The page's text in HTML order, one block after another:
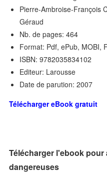
Pierre-Ambroise-François
Géraud
Nb. de pages: 464
Format: Pdf, ePub, MOBI,
ISBN: 9782035834102
Editeur: Larousse
Date de parution: 2007
Télécharger eBook gratuit
Télécharger l'ebook
dangereuses